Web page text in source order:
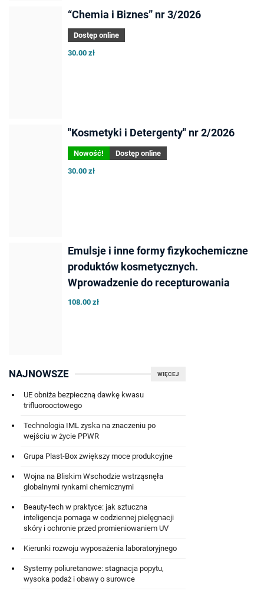
“Chemia i Biznes” nr 3/2026
Dostęp online
30.00 zł
"Kosmetyki i Detergenty" nr 2/2026
Nowość!
Dostęp online
30.00 zł
Emulsje i inne formy fizykochemiczne
produktów kosmetycznych.
Wprowadzenie do recepturowania
108.00 zł
WIĘCEJ
NAJNOWSZE
UE obniża bezpieczną dawkę kwasu
trifluorooctowego
Technologia IML zyska na znaczeniu po
wejściu w życie PPWR
Grupa Plast-Box zwiększy moce produkcyjne
Wojna na Bliskim Wschodzie wstrząsnęła
globalnymi rynkami chemicznymi
Beauty-tech w praktyce: jak sztuczna
inteligencja pomaga w codziennej pielęgnacji
skóry i ochronie przed promieniowaniem UV
Kierunki rozwoju wyposażenia laboratoryjnego
Systemy poliuretanowe: stagnacja popytu,
wysoka podaż i obawy o surowce